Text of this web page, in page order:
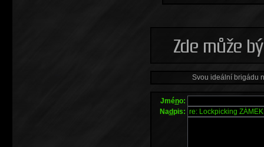
Svou ideální brigádu
Jméno:
Nadpis: